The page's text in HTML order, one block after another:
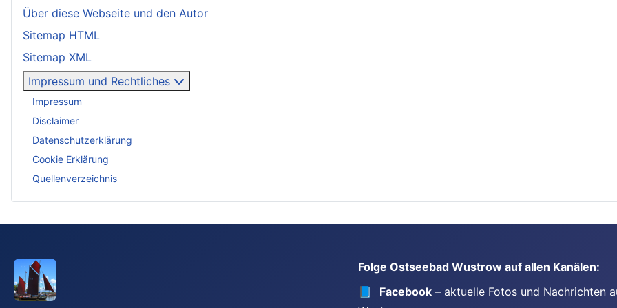
Über diese Webseite und den Autor
Sitemap HTML
Sitemap XML
Impressum und Rechtliches
Impressum
Disclaimer
Datenschutzerklärung
Cookie Erklärung
Quellenverzeichnis
Folge Ostseebad Wustrow auf allen Kanälen:
📘
Facebook – aktuelle Fotos und Nachrichten